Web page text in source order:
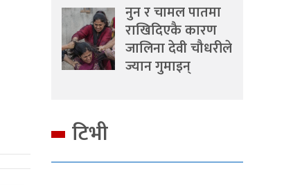
नुन र चामल पातमा
राखिदिएकै कारण
जालिना देवी चौधरीले
ज्यान गुमाइन्
टिभी